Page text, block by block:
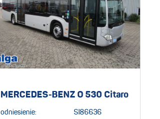
MERCEDES-BENZ O 530 Citaro
odniesienie: SI86636